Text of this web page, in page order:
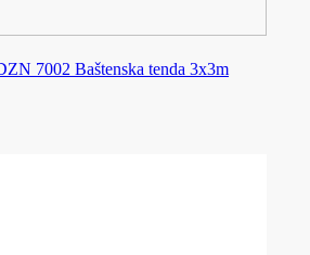
7002 Baštenska tenda 3x3m